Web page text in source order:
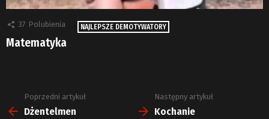
37 Polubienia NAJLEPSZE DEMOTYWATORY
Matematyka
Zobacz
więcej
Poprzedni artykuł
Dżentelmen
Następny artykuł
Kochanie